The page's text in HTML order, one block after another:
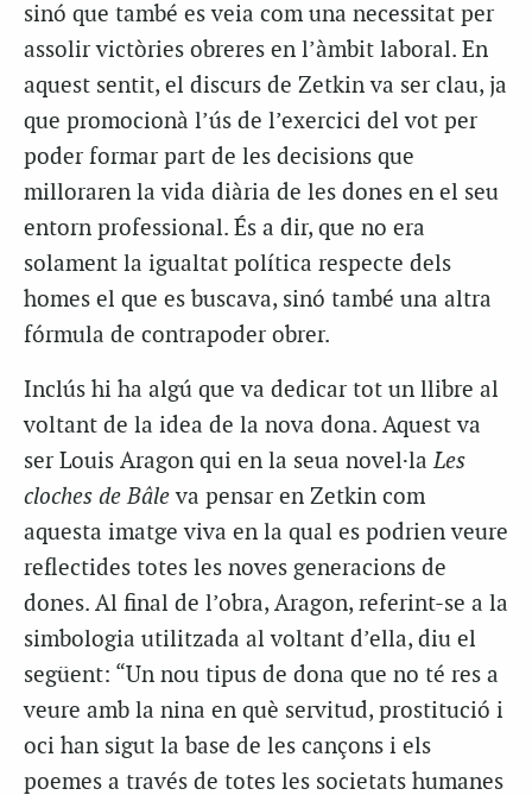
sinó que també es veia com una necessitat per
assolir victòries obreres en l’àmbit laboral. En
aquest sentit, el discurs de Zetkin va ser clau, ja
que promocionà l’ús de l’exercici del vot per
poder formar part de les decisions que
milloraren la vida diària de les dones en el seu
entorn professional. És a dir, que no era
solament la igualtat política respecte dels
homes el que es buscava, sinó també una altra
fórmula de contrapoder obrer.
Inclús hi ha algú que va dedicar tot un llibre al
voltant de la idea de la nova dona. Aquest va
ser Louis Aragon qui en la seua novel·laLes
cloches de Bâleva pensar en Zetkin com
aquesta imatge viva en la qual es podrien veure
reflectides totes les noves generacions de
dones. Al final de l’obra, Aragon, referint-se a la
simbologia utilitzada al voltant d’ella, diu el
següent: “Un nou tipus de dona que no té res a
veure amb la nina en què servitud, prostitució i
oci han sigut la base de les cançons i els
poemes a través de totes les societats humanes